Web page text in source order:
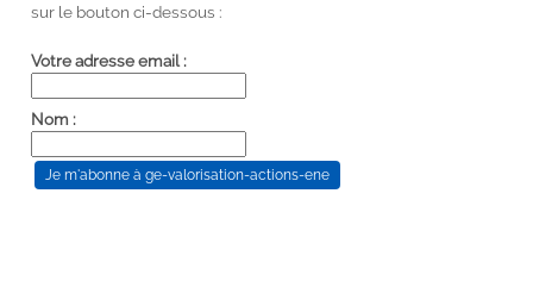
sur le bouton ci-dessous :
Votre adresse email :
Nom :